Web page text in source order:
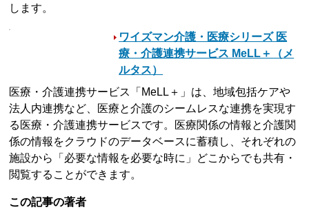
します。
ワイズマン介護・医療シリーズ 医
療・介護連携サービス MeLL＋（メ
ルタス）
医療・介護連携サービス「MeLL＋」は、地域包括ケアや
法人内連携など、医療と介護のシームレスな連携を実現す
る医療・介護連携サービスです。医療関係の情報と介護関
係の情報をクラウドのデータベースに蓄積し、それぞれの
施設から「必要な情報を必要な時に」どこからでも共有・
閲覧することができます。
この記事の著者